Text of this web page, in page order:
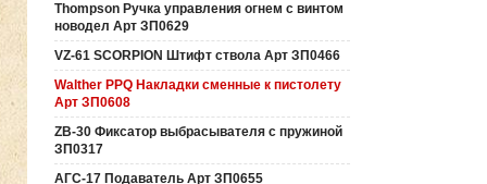
Thompson Ручка управления огнем с винтом
новодел Арт ЗП0629
VZ-61 SCORPION Штифт ствола Арт ЗП0466
Walther PPQ Накладки сменные к пистолету
Арт ЗП0608
ZB-30 Фиксатор выбрасывателя с пружиной
ЗП0317
АГС-17 Подаватель Арт ЗП0655